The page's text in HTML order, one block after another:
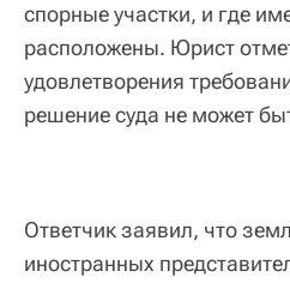
спорные участки, и где
расположены. Юрист
удовлетворения
решение суда не может
Ответчик заявил, что
иностранных